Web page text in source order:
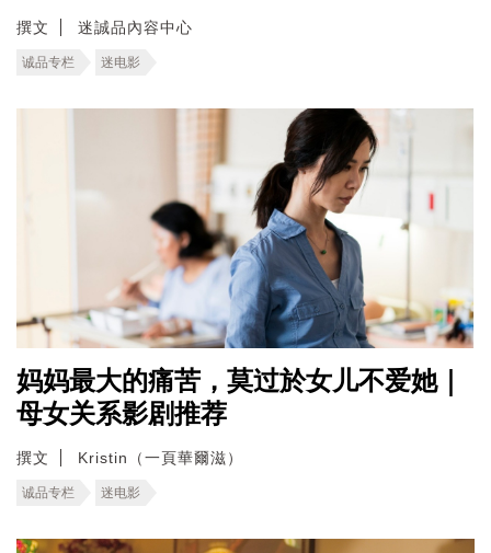
撰文 迷誠品內容中心
诚品专栏 迷电影
妈妈最大的痛苦，莫过於女儿不爱她｜
母女关系影剧推荐
撰文 Kristin（一頁華爾滋）
诚品专栏 迷电影